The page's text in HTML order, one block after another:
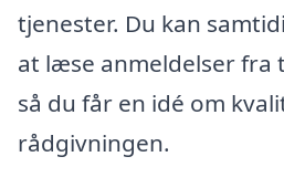
tjenester. Du kan
at læse anmeldelser fra
så du får en idé om
rådgivningen.